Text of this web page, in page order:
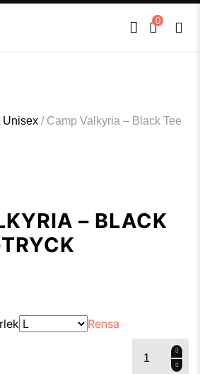
MEDFÖR LÄNGRE LEVERANSTID - FRI FRAKT
0
Unisex /Camp Valkyria – Black Tee
– BLACK
Rensa
Valkyria -
Black Tee